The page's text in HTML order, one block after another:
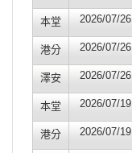
本堂 2026/07/26
港分 2026/07/26
澤安 2026/07/26
本堂 2026/07/19
港分 2026/07/19